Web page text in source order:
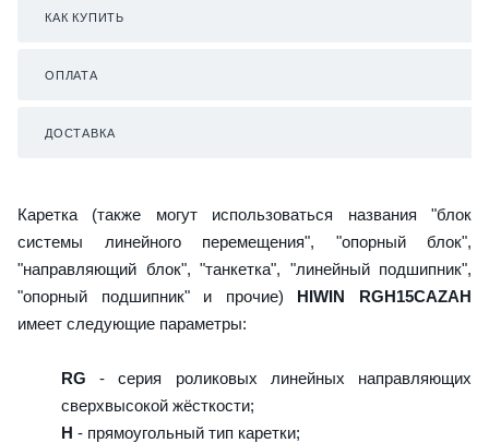
КАК КУПИТЬ
ОПЛАТА
ДОСТАВКА
Каретка (также могут использоваться названия "блок
системы линейного перемещения", "опорный блок",
"направляющий блок", "танкетка", "линейный подшипник",
"опорный подшипник" и прочие) HIWIN RGH15CAZAH
имеет следующие параметры:
RG - серия роликовых линейных направляющих
сверхвысокой жёсткости;
H - прямоугольный тип каретки;